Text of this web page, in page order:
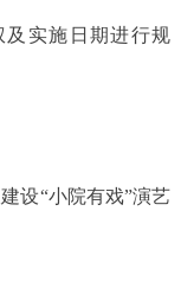
实施日期进行规
设“小院有戏”演艺